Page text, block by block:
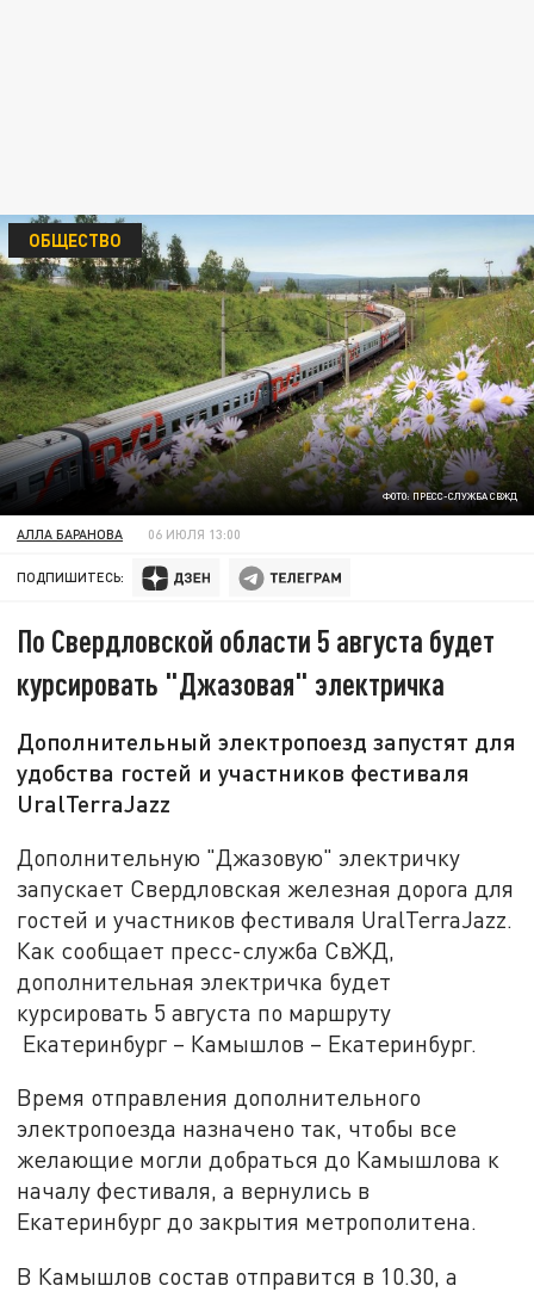
ФОТО: ПРЕСС-СЛУЖБА СВЖД
ОБЩЕСТВО
АЛЛА БАРАНОВА 06 ИЮЛЯ 13:00
ПОДПИШИТЕСЬ:
По Свердловской области 5 августа будет
курсировать "Джазовая" электричка
Дополнительный электропоезд запустят для
удобства гостей и участников фестиваля
UralTerraJazz
Дополнительную "Джазовую" электричку
запускает Свердловская железная дорога для
гостей и участников фестиваля UralTerraJazz.
Как сообщает пресс-служба СвЖД,
дополнительная электричка будет
курсировать 5 августа по маршруту
Екатеринбург – Камышлов – Екатеринбург.
Время отправления дополнительного
электропоезда назначено так, чтобы все
желающие могли добраться до Камышлова к
началу фестиваля, а вернулись в
Екатеринбург до закрытия метрополитена.
В Камышлов состав отправится в 10.30, а